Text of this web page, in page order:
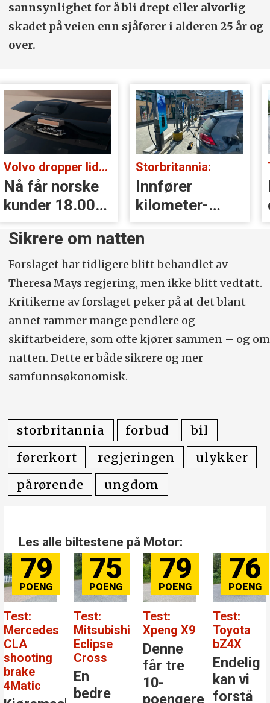
sannsynlighet for å bli drept eller alvorlig
skadet på veien enn sjåfører i alderen 25 år og
over.
Volvo dropper lidar for godt:
Nå får norske
kunder 18.000
kr i erstatning
Storbritannia:
Innfører
kilometer­
avgift for
elbiler
Sikrere om natten
Forslaget har tidligere blitt behandlet av
Theresa Mays regjering, men ikke blitt vedtatt.
Kritikerne av forslaget peker på at det blant
annet rammer mange pendlere og
skiftarbeidere, som ofte kjører sammen – og om
natten. Dette er både sikrere og mer
samfunnsøkonomisk.
storbritannia forbud
bil
førerkort
regjeringen
ulykker
pårørende
ungdom
Les alle biltestene på Motor:
79
Test:
Mercedes
CLA
shooting
brake
4Matic
75
Test:
Mitsubishi
Eclipse
Cross
En
bedre
79
Test:
Xpeng X9
Denne
får tre
10-
poengere
76
Test:
Toyota
bZ4X
Endelig
kan vi
forstå